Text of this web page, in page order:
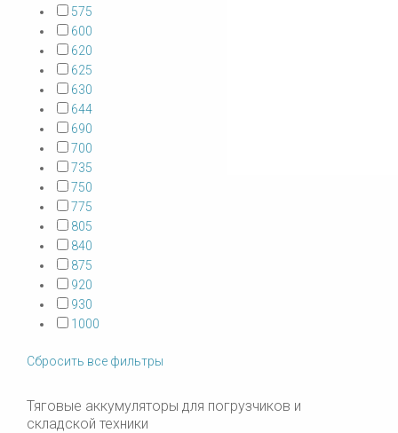
575
600
620
625
630
644
690
700
735
750
775
805
840
875
920
930
1000
Сбросить все фильтры
Тяговые аккумуляторы для погрузчиков и
складской техники